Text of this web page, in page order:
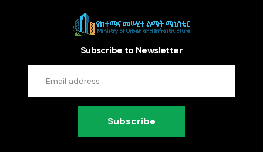
Subscribe to Newsletter
Subscribe